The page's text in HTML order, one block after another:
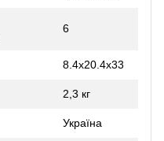
6
8.4x20.4x33
2,3 кг
Україна